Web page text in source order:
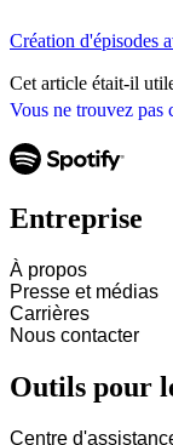
Vous ne trouvez pas
Création d'épisodes
Cet article était-il
Entreprise
À propos
Presse et médias
Carrières
Nous contacter
Outils pour
Centre